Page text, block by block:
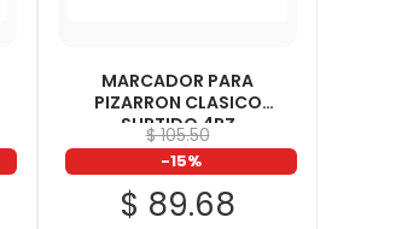
MARCADOR PARA
PIZARRON CLASICO
SURTIDO 4PZ
$ 105.50
-15%
$ 89.68